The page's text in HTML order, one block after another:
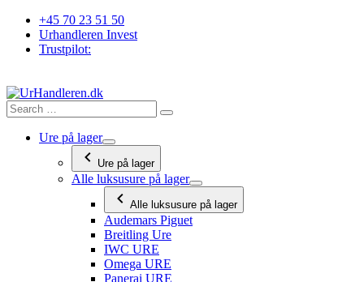
Videre
indhold
+45 70 23 51 50
Urhandleren Invest
Trustpilot:
Ure på lager
Ure på lager
Alle luksusure på lager
Alle luksusure på lager
Audemars Piguet
Breitling Ure
IWC URE
Omega URE
Panerai URE